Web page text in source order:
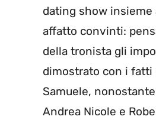
dating show insieme
affatto convinti:
della tronista gli
dimostrato con i fatti
Samuele,
Andrea Nicole e